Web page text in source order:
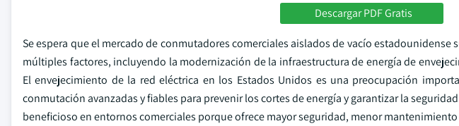
Descargar PDF Gratis
Se espera que el mercado de conmutadores comerciales aislados de vacío estadounidense
múltiples factores, incluyendo la modernización de la infraestructura de energía de
El envejecimiento de la red eléctrica en los Estados Unidos es una preocupación
conmutación avanzadas y fiables para prevenir los cortes de energía y garantizar la
beneficioso en entornos comerciales porque ofrece mayor seguridad, menor